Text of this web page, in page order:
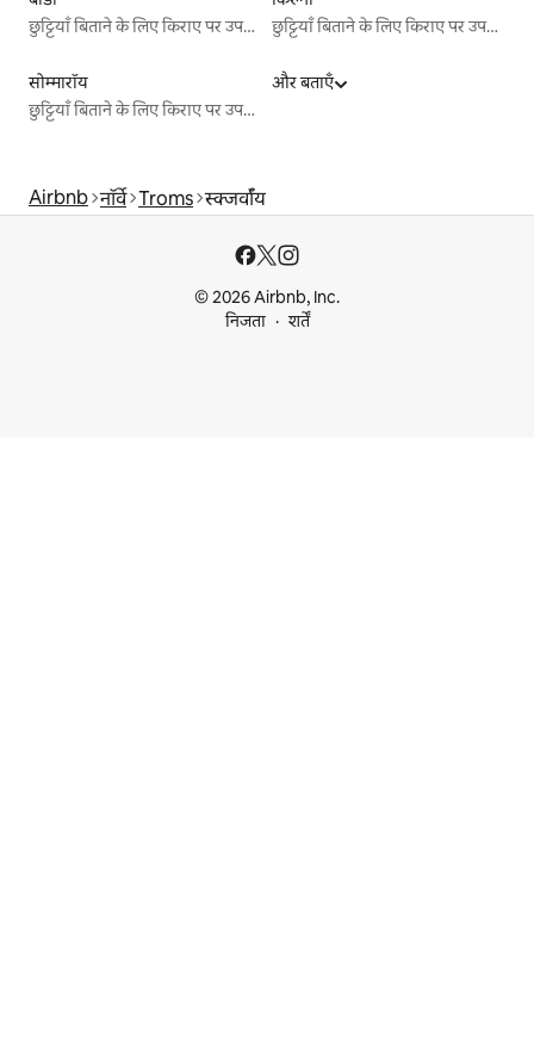
छुट्टियाँ बिताने के लिए किराए पर उपलब्ध जगहें
छुट्टियाँ बिताने के लिए किराए पर उपलब्ध जगहें
सोम्मारॉय
छुट्टियाँ बिताने के लिए किराए पर उपलब्ध जगहें
और बताएँ
Airbnb नॉर्वे Troms स्क्जर्वॉय
© 2026 Airbnb, Inc.
निजता
शर्तें